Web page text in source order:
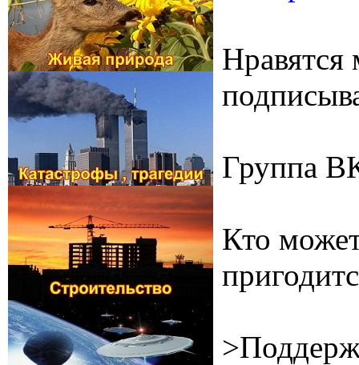
Группа
Кто